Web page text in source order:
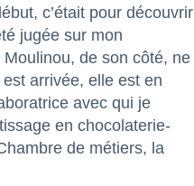
c’était pour découvrir
jugée sur mon
de son côté, ne
arrivée, elle est en
avec qui je
en chocolaterie-
de métiers, la